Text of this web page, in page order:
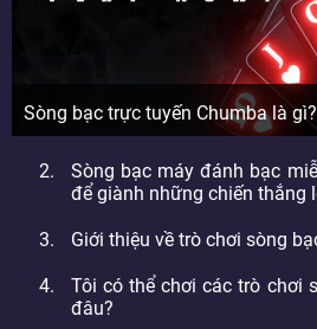
Sòng bạc trực tuyến Chumba là gì?
Sòng bạc máy đánh bạc
để giành những chiến thắng
Giới thiệu về trò chơi sòng
Tôi có thể chơi các trò chơi
đâu?